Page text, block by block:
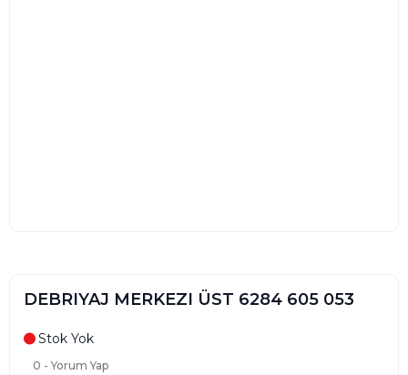
DEBRIYAJ MERKEZI ÜST 6284 605 053
Stok Yok
0 - Yorum Yap